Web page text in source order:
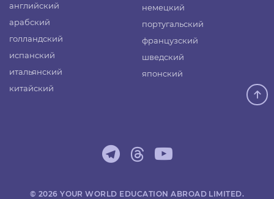
английский
арабский
голландский
испанский
итальянский
китайский
немецкий
португальский
французский
шведский
японский
© 2026 YOUR WORLD EDUCATION ABROAD LIMITED.